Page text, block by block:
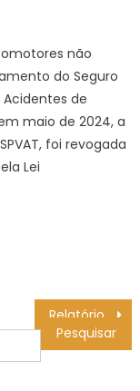
não
do Seguro
de
maio de 2024, a
foi revogada
Lei